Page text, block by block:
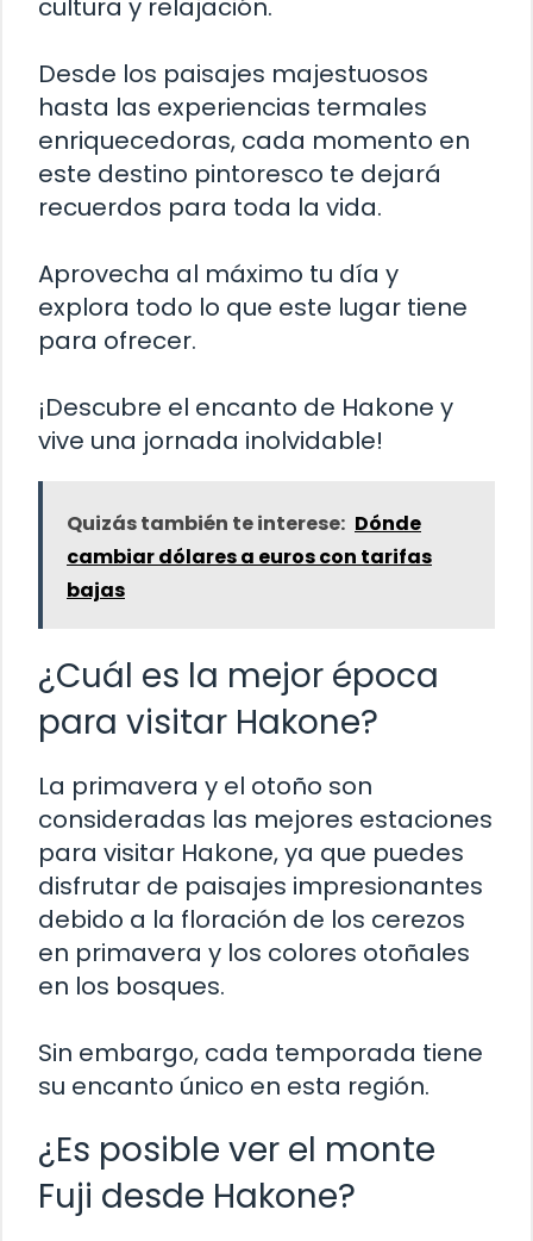
cultura y relajación.
Desde los paisajes majestuosos
hasta las experiencias termales
enriquecedoras, cada momento en
este destino pintoresco te dejará
recuerdos para toda la vida.
Aprovecha al máximo tu día y
explora todo lo que este lugar tiene
para ofrecer.
¡Descubre el encanto de Hakone y
vive una jornada inolvidable!
Quizás también te interese: Dónde
cambiar dólares a euros con tarifas
bajas
¿Cuál es la mejor época
para visitar Hakone?
La primavera y el otoño son
consideradas las mejores estaciones
para visitar Hakone, ya que puedes
disfrutar de paisajes impresionantes
debido a la floración de los cerezos
en primavera y los colores otoñales
en los bosques.
Sin embargo, cada temporada tiene
su encanto único en esta región.
¿Es posible ver el monte
Fuji desde Hakone?